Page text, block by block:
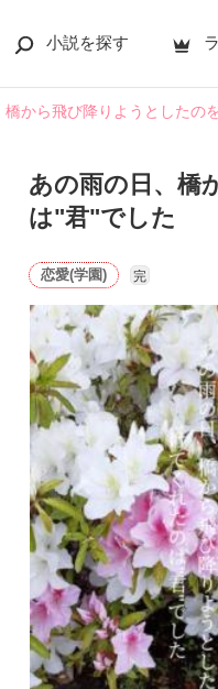
小説を探す
橋から飛び降りようとしたの
あの雨の日、橋
は"君"でした
恋愛(学園) 完